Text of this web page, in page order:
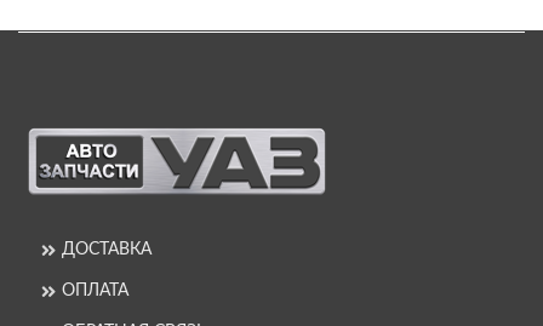
ДОСТАВКА
ОПЛАТА